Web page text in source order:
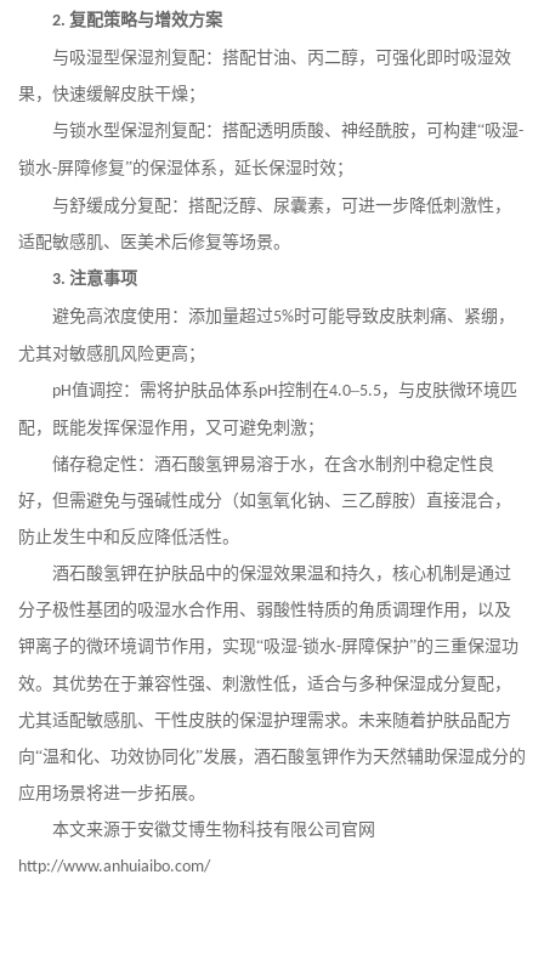
2. 复配策略与增效方案
与吸湿型保湿剂复配：搭配甘油、丙二醇，可强化即时吸湿效
果，快速缓解皮肤干燥；
与锁水型保湿剂复配：搭配透明质酸、神经酰胺，可构建“吸湿-
锁水-屏障修复”的保湿体系，延长保湿时效；
与舒缓成分复配：搭配泛醇、尿囊素，可进一步降低刺激性，
适配敏感肌、医美术后修复等场景。
3. 注意事项
避免高浓度使用：添加量超过5%时可能导致皮肤刺痛、紧绷，
尤其对敏感肌风险更高；
pH值调控：需将护肤品体系pH控制在4.0–5.5，与皮肤微环境匹
配，既能发挥保湿作用，又可避免刺激；
储存稳定性：酒石酸氢钾易溶于水，在含水制剂中稳定性良
好，但需避免与强碱性成分（如氢氧化钠、三乙醇胺）直接混合，
防止发生中和反应降低活性。
酒石酸氢钾在护肤品中的保湿效果温和持久，核心机制是通过
分子极性基团的吸湿水合作用、弱酸性特质的角质调理作用，以及
钾离子的微环境调节作用，实现“吸湿-锁水-屏障保护”的三重保湿功
效。其优势在于兼容性强、刺激性低，适合与多种保湿成分复配，
尤其适配敏感肌、干性皮肤的保湿护理需求。未来随着护肤品配方
向“温和化、功效协同化”发展，酒石酸氢钾作为天然辅助保湿成分的
应用场景将进一步拓展。
本文来源于安徽艾博生物科技有限公司官网
http://www.anhuiaibo.com/